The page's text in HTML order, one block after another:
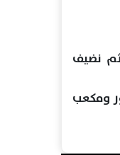
نضيف
ومكعب